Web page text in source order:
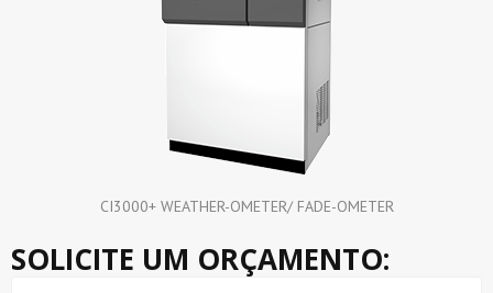
CI3000+ WEATHER-OMETER/ FADE-OMETER
SOLICITE UM ORÇAMENTO: